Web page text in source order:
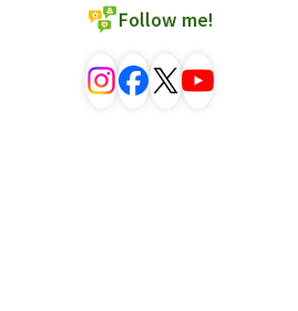
Follow me!